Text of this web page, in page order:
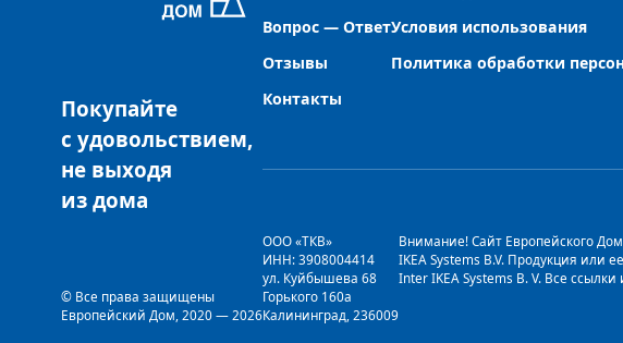
Покупайте
с удовольствием,
не выходя
из дома
© Все права защищены
Европейский Дом 2020 — 2026
Вопрос — Ответ
Отзывы
Контакты
Условия использования
Политика обработки
ООО «ТКВ»
ИНН: 3908004414
ул. Куйбышева 68
Горького 160а
Калининград, 236009
Внимание! Сайт Европейского
IKEA Systems B.V. Продукция или
Inter IKEA Systems B. V. Все